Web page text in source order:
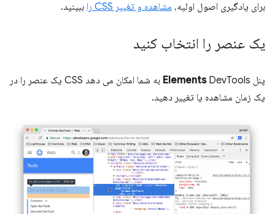
برای یادگیری اصول اولیه، مشاهده و تغییر CSS را ببینید.
یک عنصر را انتخاب کنید
پنل Elements
DevTools به شما امکان می دهد CSS یک عنصر را در
یک زمان مشاهده یا تغییر دهید.